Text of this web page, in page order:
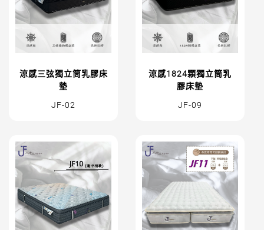
涼感三弦獨立筒乳膠床
墊
JF-02
涼感1824顆獨立筒乳
膠床墊
JF-09